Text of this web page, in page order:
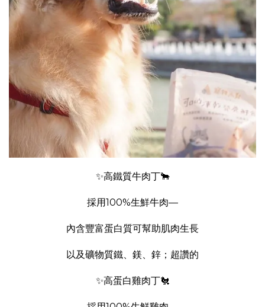
✨高鐵質牛肉丁🐂
採用100%生鮮牛肉—
內含豐富蛋白質可幫助肌肉生長
以及礦物質鐵、鎂、鋅；超讚的
✨高蛋白雞肉丁🐔